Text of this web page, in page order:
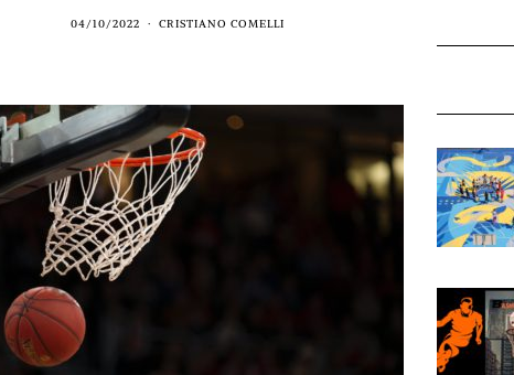
04/10/2022 CRISTIANO COMELLI